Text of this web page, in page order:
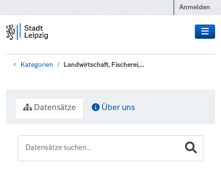
Anmelden
Kategorien Landwirtschaft, Fischerei,...
Datensätze Über uns